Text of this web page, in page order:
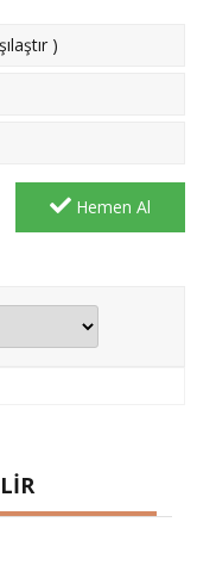
)
Hemen Al